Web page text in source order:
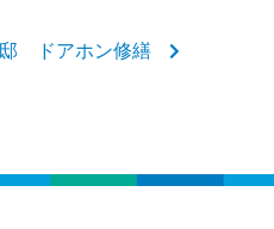
ドアホン修繕